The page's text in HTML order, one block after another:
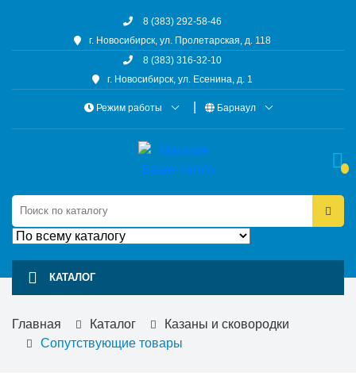
8 (383) 292-58-46
г. Новосибирск, ул. Пролетарская, д. 118
8 (383) 316-32-10
г. Новосибирск, ул. Есенина, д. 1
Режим работы Барнаул
КАТАЛОГ
Главная Каталог
Казаны и сковородки
Сопутствующие товары